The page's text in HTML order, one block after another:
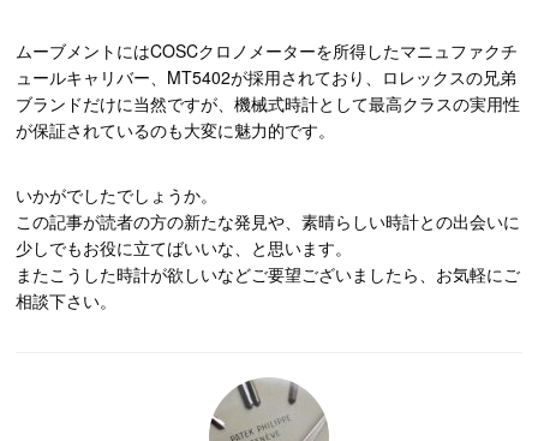
ムーブメントにはCOSCクロノメーターを所得したマニュファクチ
ュールキャリバー、MT5402が採用されており、ロレックスの兄弟
ブランドだけに当然ですが、機械式時計として最高クラスの実用性
が保証されているのも大変に魅力的です。
いかがでしたでしょうか。
この記事が読者の方の新たな発見や、素晴らしい時計との出会いに
少しでもお役に立てばいいな、と思います。
またこうした時計が欲しいなどご要望ございましたら、お気軽にご
相談下さい。